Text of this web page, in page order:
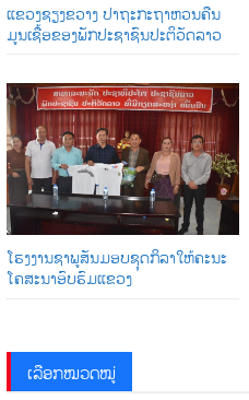
ແຂວງຊຽງຂວາງ ປາຖະກະຖາຫວນຄືນ
ມູນເຊື້ອຂອງພັກປະຊາຊົນປະຕິວັດລາວ
ໂຮງງານຊາພູສັນມອບຊຸດກິລາໃຫ້ຄະນະ
ໂຄສະນາອົບຮົມແຂວງ
ເລືອກໝວດໝູ່